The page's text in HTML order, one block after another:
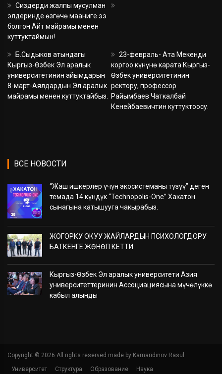
Сиздерди жалпы мусулман
элдеринде өзгөчө мааниге ээ
болгон Айт майрамы менен
куттуктаймын!
Б.Сыдыков атындагы
Кыргыз-Өзбек Эл аралык
университетинин айымдарын
8-март-Аялдардын Эл аралык
майрамы менен куттуктайбыз.
23-февраль- Ата Мекенди
коргоо күнүнө карата Кыргыз-
Өзбек университетинин
ректору, профессор
Райымбаев Чаткалбай
Кенейбаевичтин куттуктоосу.
ВСЕ НОВОСТИ
“Жаш ишкерлер үчүн экосистеманы түзүү” деген
темада 14 күндүк “Technopolis-One” Хакатон
сынагына катышууга чакырабыз.
ЖОГОРКУ ОКУУ ЖАЙЛАРДЫН ПСИХОЛОГДОРУ
БАТКЕНГЕ ЖӨНӨП КЕТТИ
Кыргыз-Өзбек Эл аралык университети Азия
университеттеринин Ассоциациясына мүчөлүккө
кабыл алынды
Copyright © 2026 All rights reserved made by Kamaridinov Rasul
Университет
Структура Образование Наука